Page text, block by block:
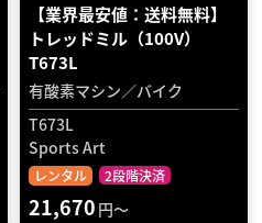
【業界最安値：送料無料】
トレッドミル（100V）
T673L
有酸素マシン／バイク
T673L
Sports Art
レンタル 2段階決済
21,670 円～